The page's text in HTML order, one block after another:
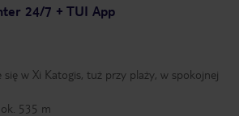
24/7 + TUI App
w Xi Katogis, tuż przy plaży, w spokojnej
535 m